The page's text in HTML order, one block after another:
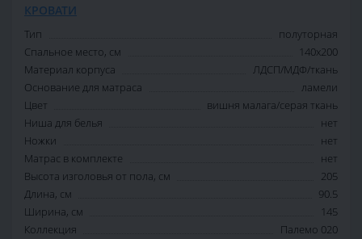
КРОВАТИ
Тип
полуторная
Спальное место, см
140х200
Материал корпуса
ЛДСП/МДФ/ткань
Основание для матраса
ламели
Цвет
вишня малага/серая ткань
Ниша для белья
нет
Ножки
нет
Матрас в комплекте
нет
Высота изголовья от пола, см
205
Длина, см
90.5
Ширина, см
145
Коллекция
Палемо 020